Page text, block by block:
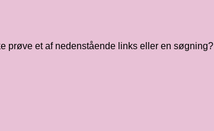
prøve et af nedenstående links eller en søgning?